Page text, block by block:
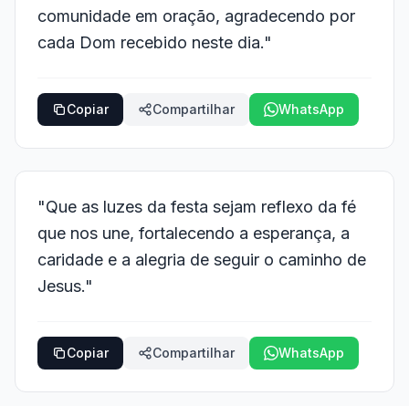
comunidade em oração, agradecendo por
cada Dom recebido neste dia."
Copiar Compartilhar WhatsApp
"Que as luzes da festa sejam reflexo da fé
que nos une, fortalecendo a esperança, a
caridade e a alegria de seguir o caminho de
Jesus."
Copiar Compartilhar WhatsApp